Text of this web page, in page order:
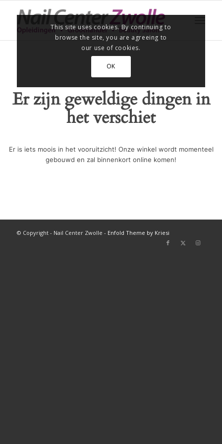
Er zijn geweldige dingen in
het verschiet
Er is iets moois in het vooruitzicht! Onze winkel wordt momenteel
gebouwd en zal binnenkort online komen!
© Copyright - Nail Center Zwolle - Enfold Theme by Kriesi
This site uses cookies. By continuing to
browse the site, you are agreeing to
our use of cookies.
OK